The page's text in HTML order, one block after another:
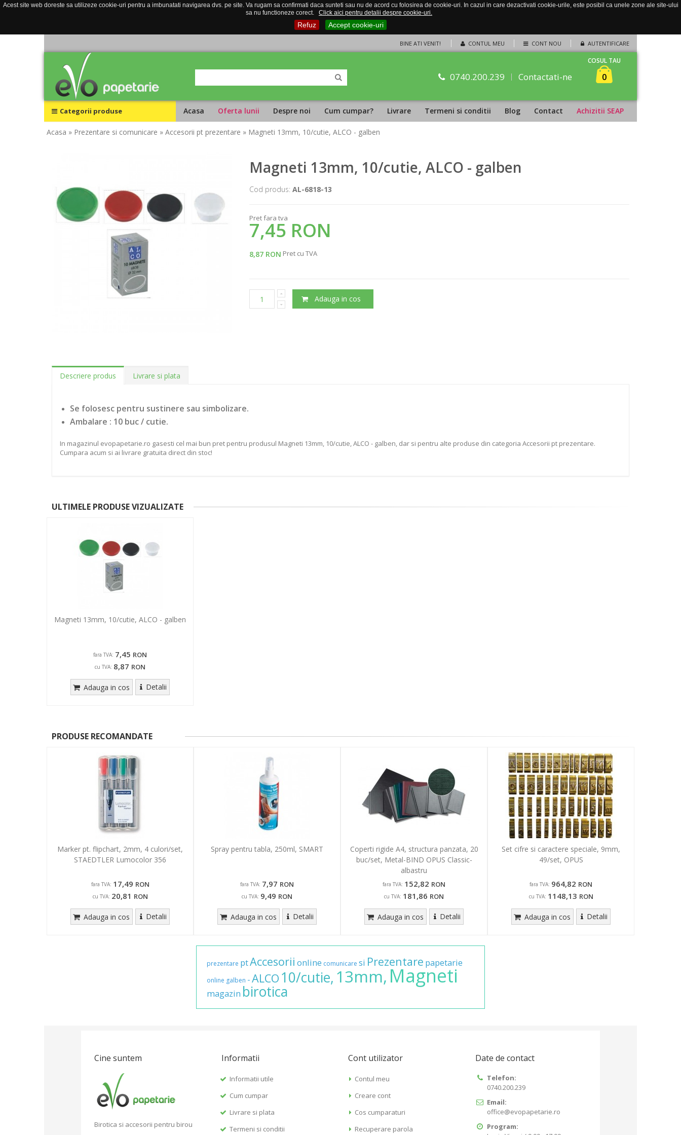
Acest site web doreste sa utilizeze cookie-uri pentru a imbunatati navigarea dvs. pe site. Va rugam sa confirmati daca sunteti sau nu de acord cu folosirea de cookie-uri. In cazul in care dezactivati cookie-urile, este posibil ca unele zone ale site-ului
sa nu functioneze corect.
Click aici pentru detalii despre cookie-uri.
Refuz Accept cookie-uri
CONTUL MEU CONT NOU AUTENTIFICARE
BINE ATI VENIT!
0740.200.239 Contactati-ne
COSUL TAU
0
Categorii produse Acasa Oferta lunii Despre noi Cum cumpar? Livrare Termeni si conditii Blog Contact Achizitii SEAP
Acasa » Prezentare si comunicare » Accesorii pt prezentare » Magneti 13mm, 10/cutie, ALCO - galben
Magneti 13mm, 10/cutie, ALCO - galben
Cod produs: AL-6818-13
Pret fara tva
7,45 RON
8,87 RON Pret cu TVA
Adauga in cos
Descriere produs Livrare si plata
Se folosesc pentru sustinere sau simbolizare.
Ambalare : 10 buc / cutie.
In magazinul evopapetarie.ro gasesti cel mai bun pret pentru produsul Magneti 13mm, 10/cutie, ALCO - galben, dar si pentru alte produse din categoria Accesorii pt prezentare.
Cumpara acum si ai livrare gratuita direct din stoc!
ULTIMELE PRODUSE VIZUALIZATE
Magneti 13mm, 10/cutie, ALCO - galben
fara TVA: 7,45 RON
cu TVA: 8,87 RON
Adauga in cos Detalii
PRODUSE RECOMANDATE
Marker pt. flipchart, 2mm, 4 culori/set,
STAEDTLER Lumocolor 356
fara TVA: 17,49 RON
cu TVA: 20,81 RON
Adauga in cos Detalii
Spray pentru tabla, 250ml, SMART
fara TVA: 7,97 RON
cu TVA: 9,49 RON
Adauga in cos Detalii
Coperti rigide A4, structura panzata, 20
buc/set, Metal-BIND OPUS Classic-
albastru
fara TVA: 152,82 RON
cu TVA: 181,86 RON
Adauga in cos Detalii
Set cifre si caractere speciale, 9mm,
49/set, OPUS
fara TVA: 964,82 RON
cu TVA: 1148,13 RON
Adauga in cos Detalii
prezentare ptAccesorii online comunicare si Prezentare papetarie
online galben -ALCO 10/cutie, 13mm, Magneti
magazin birotica
Cine suntem
Birotica si accesorii pentru birou
Informatii
Informatii utile
Cum cumpar
Livrare si plata
Termeni si conditii
Cont utilizator
Contul meu
Creare cont
Cos cumparaturi
Recuperare parola
Date de contact
Telefon:
0740.200.239
Email:
office@evopapetarie.ro
Program: